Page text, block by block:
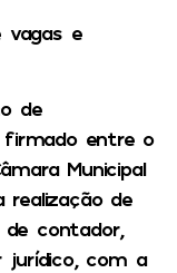
vagas e
de
firmado entre o
Municipal
realização de
de contador,
jurídico, com a